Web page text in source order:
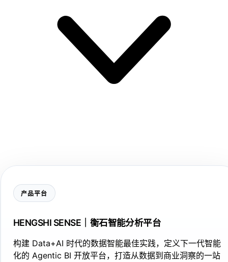
产品平台
HENGSHI SENSE｜衡石智能分析平台
构建 Data+AI 时代的数据智能最佳实践，定义下一代智能
化的 Agentic BI 开放平台，打造从数据到商业洞察的一站